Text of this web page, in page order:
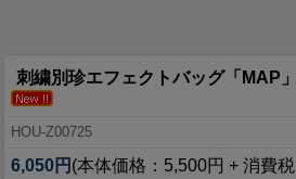
刺繍別珍エフェクトバッグ「MAP
HOU-Z00725
6,050円 (本体価格：5,500円 + 消費